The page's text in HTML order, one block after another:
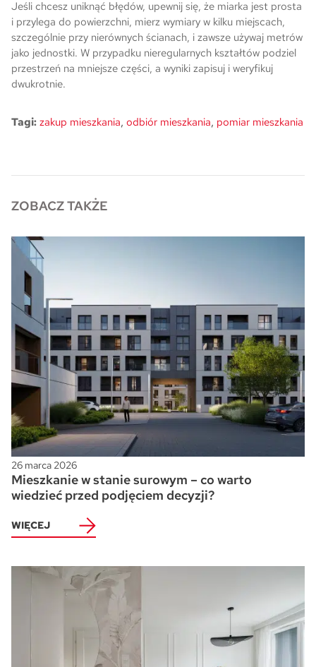
Jeśli chcesz uniknąć błędów, upewnij się, że miarka jest prosta
i przylega do powierzchni, mierz wymiary w kilku miejscach,
szczególnie przy nierównych ścianach, i zawsze używaj metrów
jako jednostki. W przypadku nieregularnych kształtów podziel
przestrzeń na mniejsze części, a wyniki zapisuj i weryfikuj
dwukrotnie.
Tagi: zakup mieszkania, odbiór mieszkania, pomiar mieszkania
ZOBACZ TAKŻE
26 marca 2026
Mieszkanie w stanie surowym – co warto
wiedzieć przed podjęciem decyzji?
WIĘCEJ